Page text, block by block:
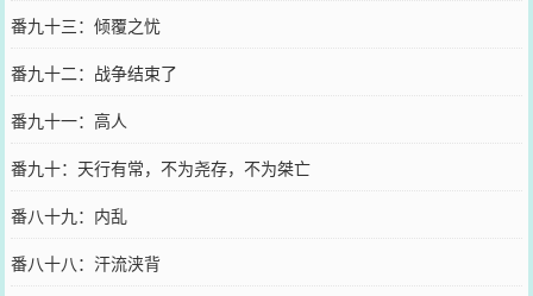
番九十三：倾覆之忧
番九十二：战争结束了
番九十一：高人
番九十：天行有常，不为尧存，不为桀亡
番八十九：内乱
番八十八：汗流浃背